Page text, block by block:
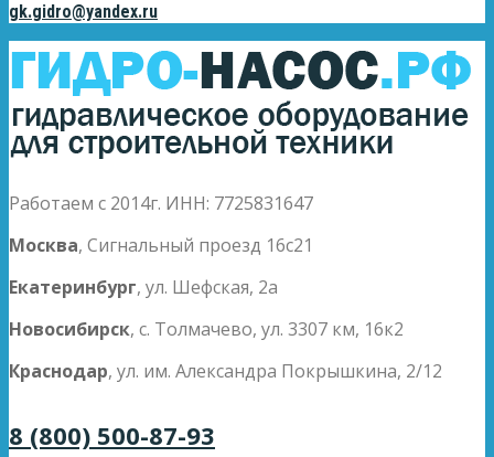
gk.gidro@yandex.ru
Работаем с 2014г. ИНН: 7725831647
Москва, Сигнальный проезд 16с21
Екатеринбург, ул. Шефская, 2а
Новосибирск, с. Толмачево, ул. 3307 км, 16к2
Краснодар, ул. им. Александра Покрышкина, 2/12
8 (800) 500-87-93